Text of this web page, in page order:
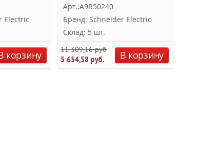
Electric
корзину
Арт.:A9R50240
Бренд: Schneider Electric
Склад: 5 шт.
11 309,16 руб.
5 654,58 руб.
В корзину